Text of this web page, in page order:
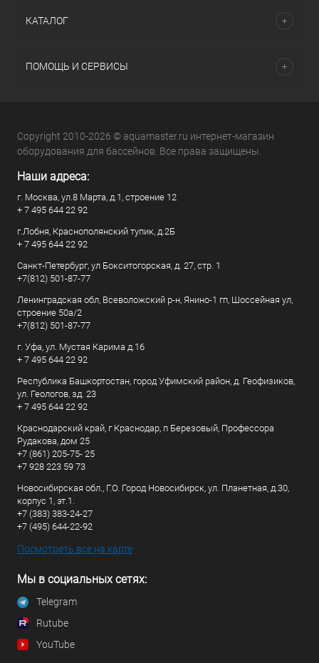
КАТАЛОГ
ПОМОЩЬ И СЕРВИСЫ
Copyright 2010-2026 © aquamaster.ru интернет-магазин
оборудования для бассейнов. Все права защищены.
Наши адреса:
г. Москва, ул.8 Марта, д.1, строение 12
+ 7 495 644 22 92
г.Лобня, Краснополянский тупик, д.2Б
+ 7 495 644 22 92
Санкт-Петербург, ул Бокситогорская, д. 27, стр. 1
+7(812) 501-87-77
Ленинградская обл, Всеволожский р-н, Янино-1 гп, Шоссейная ул,
строение 50а/2
+7(812) 501-87-77
г. Уфа, ул. Мустая Карима д.16
+ 7 495 644 22 92
Республика Башкортостан, город Уфимский район, д. Геофизиков,
ул. Геологов, зд. 23
+ 7 495 644 22 92
Краснодарский край, г Краснодар, п Березовый, Профессора
Рудакова, дом 25
+7 (861) 205-75- 25
+7 928 223 59 73
Новосибирская обл., Г.О. Город Новосибирск, ул. Планетная, д.30,
корпус 1, эт.1.
+7 (383) 383-24-27
+7 (495) 644-22-92
Посмотреть все на карте
Мы в социальных сетях:
Telegram
Rutube
YouTube